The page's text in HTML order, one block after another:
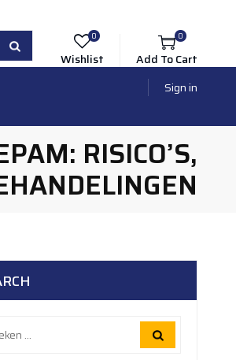
Add To Cart
0
Wishlist
0
Sign in
RISICO’S,